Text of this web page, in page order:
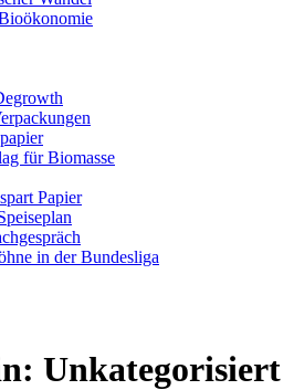
für Biomasse
Papier
in der Bundesliga
Unkategorisiert